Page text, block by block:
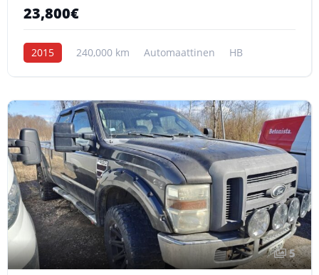
23,800€
2015 240,000 km Automaattinen HB
5